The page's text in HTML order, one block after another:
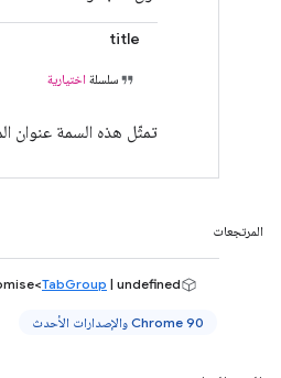
title
سلسلة اختيارية
تمثّل هذه السمة عنوان
المرتجعات
TabGroup | undefined>
Chrome 90 والإصدارات الأحدث